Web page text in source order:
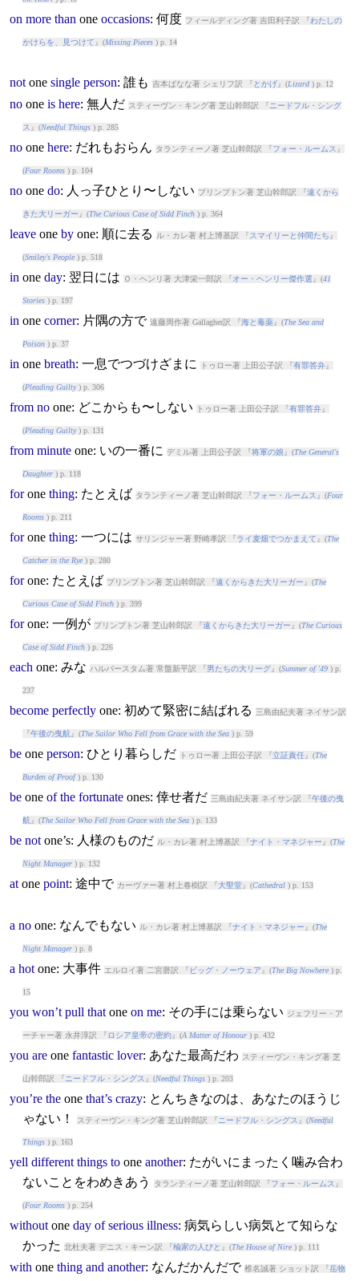
on more than one occasions: 何度 フィールディング著 吉田利子訳 『わたしの
かけらを、見つけて 』(Missing Pieces) p. 14
not one single person: 誰も 吉本ばなな著 シェリフ訳 『 とかげ』(Lizard) p. 12
no one is here: 無人だ スティーヴン・キング著 芝山幹郎訳 『 ニードフル・シング
ス 』(Needful Things) p. 285
no one here: だれもおらん タランティーノ著 芝山幹郎訳 『フォー・ルームス 』
(Four Rooms) p. 104
no one do: 人っ子ひとり〜しない プリンプトン著 芝山幹郎訳 『遠くから
きた大リーガー 』(The Curious Case of Sidd Finch) p. 364
leave one by one: 順に去る ル・カレ著 村上博基訳 『スマイリーと仲間たち 』
(Smiley's People) p. 518
in one day: 翌日には Ｏ・ヘンリ著 大津栄一郎訳 『オー・ヘンリー傑作選 』(41
Stories) p. 197
in one corner: 片隅の方で 遠藤周作著 Gallagher訳 『海と毒薬』(The Sea and
Poison) p. 37
in one breath: 一息でつづけざまに トゥロー著 上田公子訳 『有罪答弁』
(Pleading Guilty) p. 306
from no one: どこからも〜しない トゥロー著 上田公子訳 『有罪答弁』
(Pleading Guilty) p. 131
from minute one: いの一番に デミル著 上田公子訳 『将軍の娘 』(The General's
Daughter) p. 118
for one thing: たとえば タランティーノ著 芝山幹郎訳 『フォー・ルームス 』(Four
Rooms) p. 211
for one thing: 一つには サリンジャー著 野崎孝訳 『ライ麦畑でつかまえて 』(The
Catcher in the Rye) p. 280
for one: たとえば プリンプトン著 芝山幹郎訳 『遠くからきた大リーガー 』(The
Curious Case of Sidd Finch) p. 399
for one: 一例が プリンプトン著 芝山幹郎訳 『遠くからきた大リーガー 』(The Curious
Case of Sidd Finch) p. 226
each one: みな ハルバースタム著 常盤新平訳 『男たちの大リーグ』(Summer of '49) p.
237
become perfectly one: 初めて緊密に結ばれる 三島由紀夫著 ネイサン訳
『午後の曳航 』(The Sailor Who Fell from Grace with the Sea) p. 59
be one person: ひとり暮らしだ トゥロー著 上田公子訳 『立証責任』(The
Burden of Proof) p. 130
be one of the fortunate ones: 倖せ者だ 三島由紀夫著 ネイサン訳 『午後の曳
航 』(The Sailor Who Fell from Grace with the Sea) p. 133
be not one’s: 人様のものだ ル・カレ著 村上博基訳 『ナイト・マネジャー 』(The
Night Manager) p. 132
at one point: 途中で カーヴァー著 村上春樹訳 『大聖堂』(Cathedral) p. 153
a no one: なんでもない ル・カレ著 村上博基訳 『ナイト・マネジャー 』(The
Night Manager) p. 8
a hot one: 大事件 エルロイ著 二宮磬訳 『 ビッグ・ノーウェア 』(The Big Nowhere) p.
15
you won’t pull that one on me: その手には乗らない ジェフリー・ア
ーチャー著 永井淳訳 『 ロシア皇帝の密約』(A Matter of Honour) p. 432
you are one fantastic lover: あなた最高だわ スティーヴン・キング著 芝
山幹郎訳 『 ニードフル・シングス 』(Needful Things) p. 203
you’re the one that’s crazy: とんちきなのは、あなたのほうじ
ゃない！
スティーヴン・キング著 芝山幹郎訳 『 ニードフル・シングス 』(Needful
Things) p. 163
yell different things to one another: たがいにまったく噛み合わ
ないことをわめきあう
タランティーノ著 芝山幹郎訳 『フォー・ルームス 』
(Four Rooms) p. 254
without one day of serious illness: 病気らしい病気とて知らな
かった 北杜夫著 デニス・キーン訳 『楡家の人びと 』(The House of Nire) p. 111
with one thing and another: なんだかんだで 椎名誠著 ショット訳 『岳物